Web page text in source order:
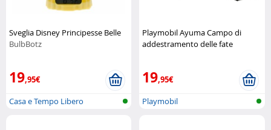
Sveglia Disney Principesse Belle
BulbBotz
19,95€
Casa e Tempo Libero
Playmobil Ayuma Campo di
addestramento delle fate
19,95€
Playmobil